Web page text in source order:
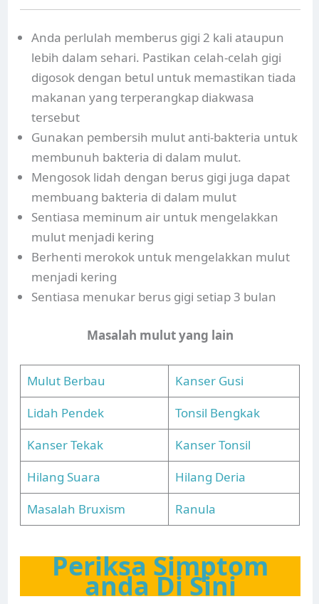
Anda perlulah memberus gigi 2 kali ataupun
lebih dalam sehari. Pastikan celah-celah gigi
digosok dengan betul untuk memastikan tiada
makanan yang terperangkap diakwasa
tersebut
Gunakan pembersih mulut anti-bakteria untuk
membunuh bakteria di dalam mulut.
Mengosok lidah dengan berus gigi juga dapat
membuang bakteria di dalam mulut
Sentiasa meminum air untuk mengelakkan
mulut menjadi kering
Berhenti merokok untuk mengelakkan mulut
menjadi kering
Sentiasa menukar berus gigi setiap 3 bulan
Masalah mulut yang lain
Mulut Berbau
Kanser Gusi
Lidah Pendek
Tonsil Bengkak
Kanser Tekak
Kanser Tonsil
Hilang Suara
Hilang Deria
Masalah Bruxism
Ranula
Periksa Simptom
anda Di Sini